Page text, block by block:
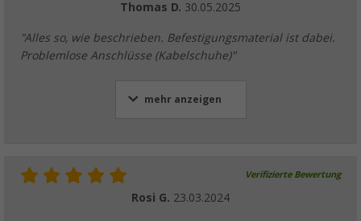
Thomas D. 30.05.2025
"Alles so, wie beschrieben. Befestigungsmaterial ist dabei.
Problemlose Anschlüsse (Kabelschuhe)"
mehr anzeigen
Verifizierte Bewertung
Rosi G. 23.03.2024